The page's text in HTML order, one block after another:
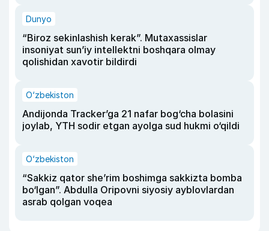
Dunyo
“Biroz sekinlashish kerak”. Mutaxassislar
insoniyat sun’iy intellektni boshqara olmay
qolishidan xavotir bildirdi
O‘zbekiston
Andijonda Tracker’ga 21 nafar bog‘cha bolasini
joylab, YTH sodir etgan ayolga sud hukmi o‘qildi
O‘zbekiston
“Sakkiz qator she’rim boshimga sakkizta bomba
bo‘lgan”. Abdulla Oripovni siyosiy ayblovlardan
asrab qolgan voqea